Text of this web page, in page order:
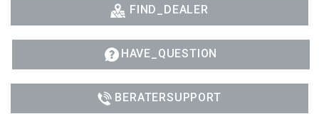
FIND_DEALER
HAVE_QUESTION
BERATERSUPPORT